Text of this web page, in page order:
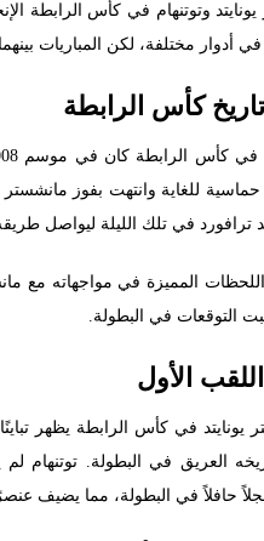
وتوتنهام في كأس الرابطة
أدوار مختلفة، لكن المباريات
كأس الرابطة
ترافورد في تلك الليلة ليواصل
المميزة في مواجهاته مع
التوقعات في البطولة.
الأول
يونايتد في كأس الرابطة يظهر
العريق في البطولة. توتنهام
حافلاً في البطولة، مما يضيف